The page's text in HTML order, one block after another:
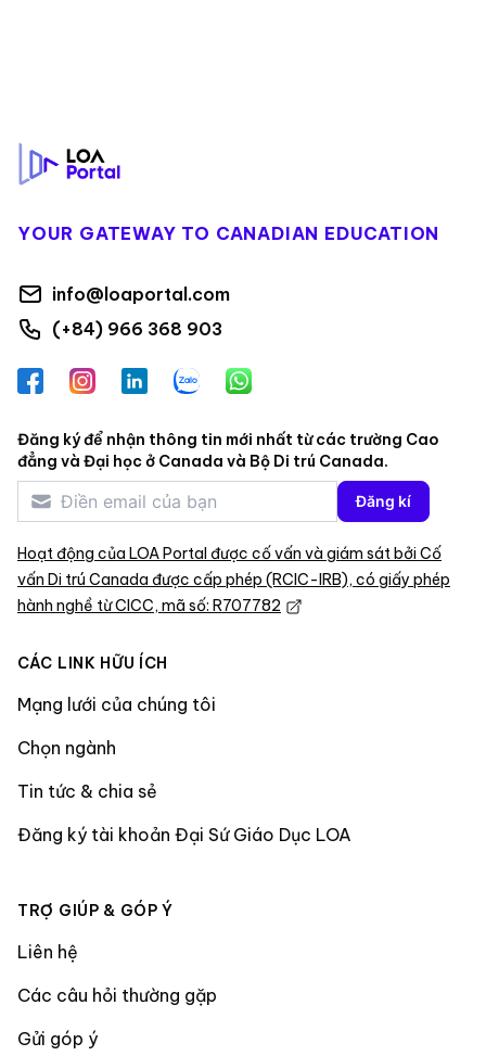
YOUR GATEWAY TO CANADIAN EDUCATION
info@loaportal.com
(+84) 966 368 903
FacebookInstagramLinkedInZalo WhatsApp
Đăng ký để nhận thông tin mới nhất từ các trường Cao
đẳng và Đại học ở Canada và Bộ Di trú Canada.
Đăng kí
Hoạt động của LOA Portal được cố vấn và giám sát bởi Cố
vấn Di trú Canada được cấp phép (RCIC-IRB), có giấy phép
hành nghề từ CICC, mã số: R707782
CÁC LINK HỮU ÍCH
Mạng lưới của chúng tôi
Chọn ngành
Tin tức & chia sẻ
Đăng ký tài khoản Đại Sứ Giáo Dục LOA
TRỢ GIÚP & GÓP Ý
Liên hệ
Các câu hỏi thường gặp
Gửi góp ý